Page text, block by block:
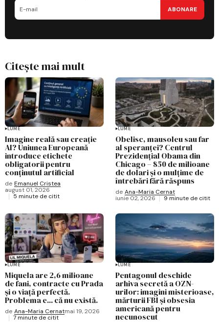
ABONARE
Citește mai mult
LUME
Imagine reală sau creație
AI? Uniunea Europeană
introduce etichete
obligatorii pentru
conținutul artificial
de Emanuel Cristea
august 01, 2026
5 minute de citit
LUME
Obelisc, mausoleu sau far
al speranței? Centrul
Prezidențial Obama din
Chicago – 850 de milioane
de dolari și o mulțime de
întrebări fără răspuns
de Ana-Maria Cernat
iunie 02, 2026
9 minute de citit
LUME
Miquela are 2,6 milioane
de fani, contracte cu Prada
și o viață perfectă.
Problema e... că nu există.
de Ana-Maria Cernatmai 19, 2026
7 minute de citit
LUME
Pentagonul deschide
arhiva secretă a OZN-
urilor: imagini misterioase,
mărturii FBI și obsesia
americană pentru
necunoscut